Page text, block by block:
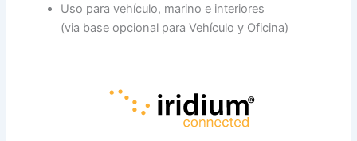
Uso para vehículo, marino e interiores
(via base opcional para Vehículo y Oficina)